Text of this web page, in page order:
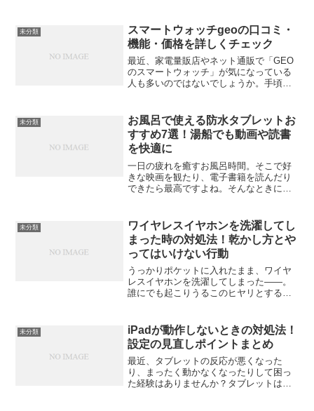
未分類
スマートウォッチgeoの口コミ・
機能・価格を詳しくチェック
最近、家電量販店やネット通販で「GEO
のスマートウォッチ」が気になっている
人も多いのではないでしょうか。手頃な
んな違いがあるの？」と気になるところ
ですよね。この記事では...
未分類
お風呂で使える防水タブレットお
すすめ7選！湯船でも動画や読書
を快適に
一日の疲れを癒すお風呂時間。そこで好
きな映画を観たり、電子書籍を読んだり
できたら最高ですよね。そんなときに活
を備えたモデルが増え、湯船でも安心し
て使えるようにな...
未分類
ワイヤレスイヤホンを洗濯してし
まった時の対処法！乾かし方とや
ってはいけない行動
うっかりポケットに入れたまま、ワイヤ
レスイヤホンを洗濯してしまった――。
誰にでも起こりうるこのヒヤリとする瞬
なることもあります。この記事では、洗
濯してしまったワイヤレス...
未分類
iPadが動作しないときの対処法！
設定の見直しポイントまとめ
最近、タブレットの反応が悪くなった
り、まったく動かなくなったりして困っ
た経験はありませんか？タブレットはス